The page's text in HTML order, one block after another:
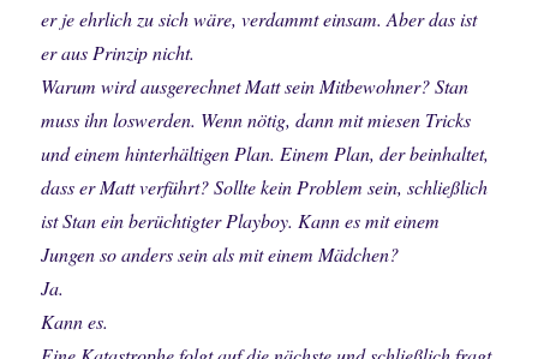
er je ehrlich zu sich wäre, verdammt einsam. Aber das ist
er aus Prinzip nicht.
Warum wird ausgerechnet Matt sein Mitbewohner? Stan
muss ihn loswerden. Wenn nötig, dann mit miesen Tricks
und einem hinterhältigen Plan. Einem Plan, der beinhaltet,
dass er Matt verführt? Sollte kein Problem sein, schließlich
ist Stan ein berüchtigter Playboy. Kann es mit einem
Jungen so anders sein als mit einem Mädchen?
Ja.
Kann es.